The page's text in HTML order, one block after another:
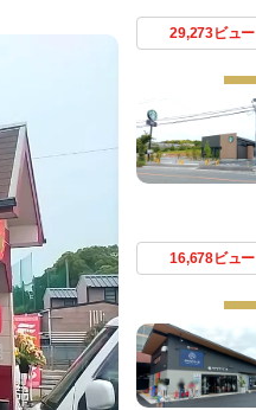
29,273ビュー
16,678ビュー